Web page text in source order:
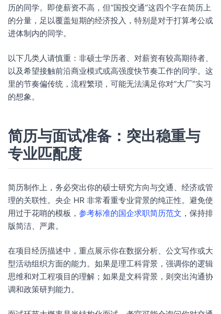
历的同学。即使薪资不高，但“国投交通”这四个字在简历上
的分量，足以覆盖短期的经济投入，特别是对于打算考公或
进体制内的同学。
以下几类人请慎重：非硕士学历者、对薪资有较高期待者、
以及希望接触前沿商业模式或高强度快节奏工作的同学。这
里的节奏偏传统，流程繁琐，可能无法满足你对“大厂”实习
的想象。
简历与面试准备：突出稳重与
专业匹配度
简历制作上，务必突出你的硕士研究方向与交通、经济或管
理的关联性。央企 HR 非常看重专业背景的纯正性。避免使
用过于花哨的模板， 参考标准的国企求职简历范文 ，保持排
版简洁、严肃。
在项目经历描述中，重点展示你在数据分析、公文写作或大
型活动组织方面的能力。如果是理工科背景，强调你的逻辑
思维和对工程项目的理解；如果是文科背景，则突出沟通协
调和政策研判能力。